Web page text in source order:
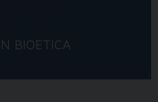
BIOETICA